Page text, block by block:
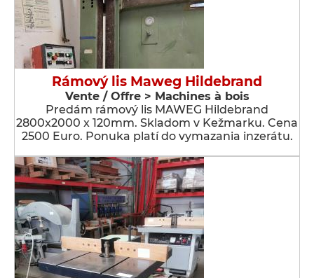
Rámový lis Maweg Hildebrand
Vente / Offre > Machines à bois
Predám rámový lis MAWEG Hildebrand
2800x2000 x 120mm. Skladom v Kežmarku. Cena
2500 Euro. Ponuka platí do vymazania inzerátu.